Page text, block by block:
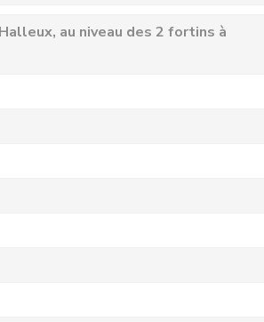
au niveau des 2 fortins à